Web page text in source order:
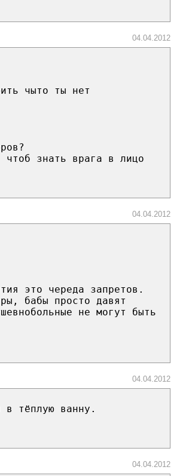
04.04.2012
чыто ты нет
знать врага в лицо
04.04.2012
это череда запретов.
бабы просто давят
не могут быть
04.04.2012
в тёплую ванну.
04.04.2012